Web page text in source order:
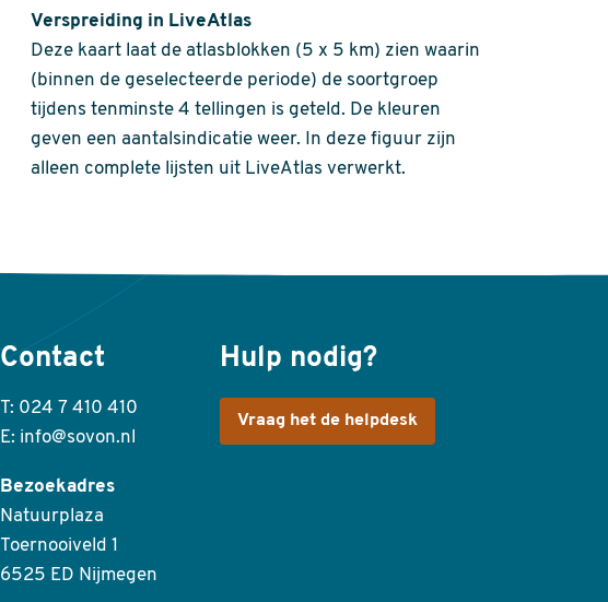
Verspreiding in LiveAtlas
Deze kaart laat de atlasblokken (5 x 5 km) zien waarin
(binnen de geselecteerde periode) de soortgroep
tijdens tenminste 4 tellingen is geteld. De kleuren
geven een aantalsindicatie weer. In deze figuur zijn
alleen complete lijsten uit LiveAtlas verwerkt.
Contact
T: 024 7 410 410
E: info@sovon.nl
Bezoekadres
Natuurplaza
Toernooiveld 1
6525 ED Nijmegen
Hulp nodig?
Vraag het de helpdesk